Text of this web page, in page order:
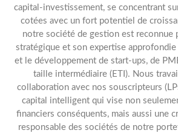
capital-investissement, se concentrant
cotées avec un fort potentiel de
notre société de gestion est reconnue
stratégique et son expertise
et le développement de start-ups, de
taille intermédiaire (ETI). Nous
collaboration avec nos souscripteurs
capital intelligent qui vise non
financiers conséquents, mais aussi une
responsable des sociétés de notre